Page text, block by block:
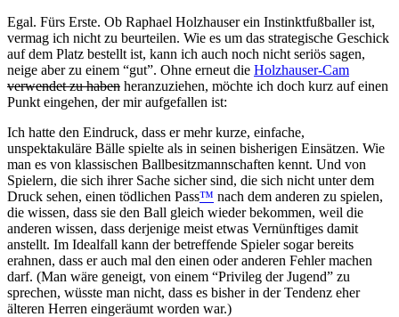
Egal. Fürs Erste. Ob Raphael Holzhauser ein Instinktfußballer ist,
vermag ich nicht zu beurteilen. Wie es um das strategische Geschick
auf dem Platz bestellt ist, kann ich auch noch nicht seriös sagen,
neige aber zu einem “gut”. Ohne erneut die Holzhauser-Cam
verwendet zu haben heranzuziehen, möchte ich doch kurz auf einen
Punkt eingehen, der mir aufgefallen ist:
Ich hatte den Eindruck, dass er mehr kurze, einfache,
unspektakuläre Bälle spielte als in seinen bisherigen Einsätzen. Wie
man es von klassischen Ballbesitzmannschaften kennt. Und von
Spielern, die sich ihrer Sache sicher sind, die sich nicht unter dem
Druck sehen, einen tödlichen Pass™ nach dem anderen zu spielen,
die wissen, dass sie den Ball gleich wieder bekommen, weil die
anderen wissen, dass derjenige meist etwas Vernünftiges damit
anstellt. Im Idealfall kann der betreffende Spieler sogar bereits
erahnen, dass er auch mal den einen oder anderen Fehler machen
darf. (Man wäre geneigt, von einem “Privileg der Jugend” zu
sprechen, wüsste man nicht, dass es bisher in der Tendenz eher
älteren Herren eingeräumt worden war.)